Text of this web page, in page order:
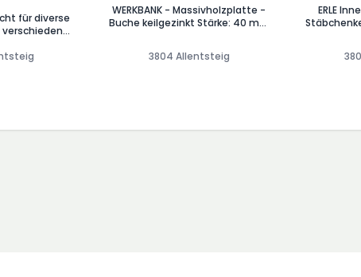
für diverse
WERKBANK - Massivholzplatte -
Buche keilgezinkt Stärke: 40 mm
3804 Allentsteig
ERLE
Stäbchenkern
Preis/lfm: 15€